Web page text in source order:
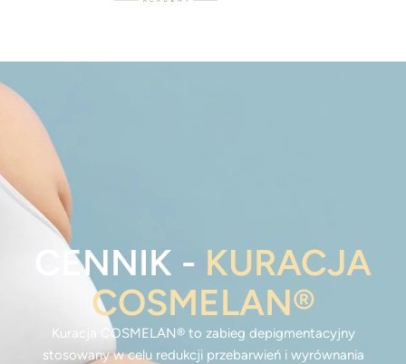
CENNIK - KURACJA
COSMELAN®
Kuracja COSMELAN® to zabieg depigmentacyjny
stosowany w celu redukcji przebarwień i wyrównania